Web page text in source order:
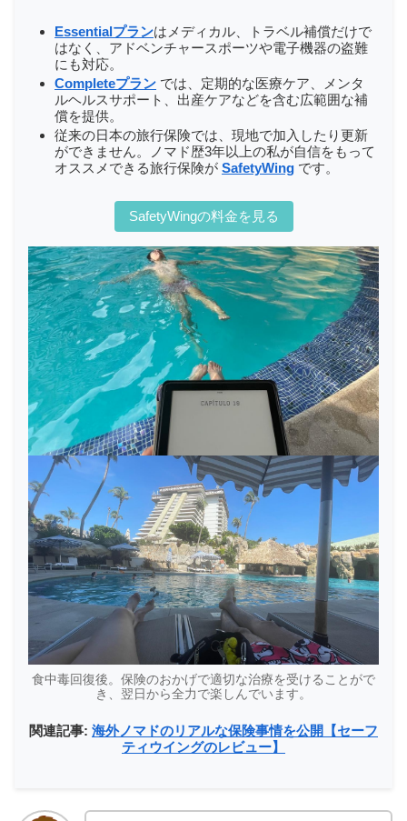
Essentialプランはメディカル、トラベル補償だけで
はなく、アドベンチャースポーツや電子機器の盗難
にも対応。
Completeプラン では、定期的な医療ケア、メンタ
ルヘルスサポート、出産ケアなどを含む広範囲な補
償を提供。
従来の日本の旅行保険では、現地で加入したり更新
ができません。ノマド歴3年以上の私が自信をもって
オススメできる旅行保険がSafetyWing です。
SafetyWingの料金を見る
食中毒回復後。保険のおかげで適切な治療を受けることがで
き、翌日から全力で楽しんでいます。
関連記事: 海外ノマドのリアルな保険事情を公開【セーフ
ティウイングのレビュー】